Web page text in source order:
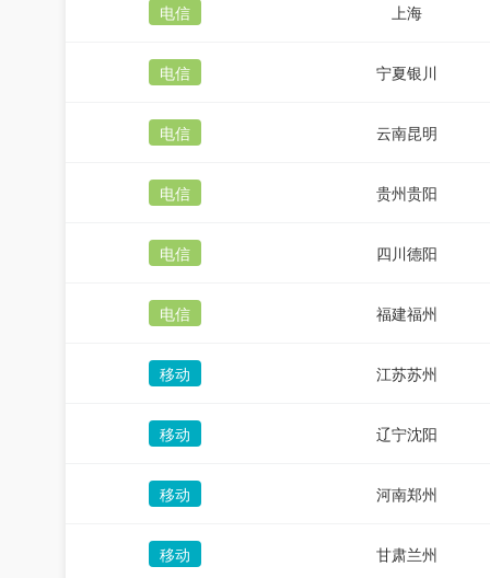
电信 上海
电信 宁夏银川
电信 云南昆明
电信 贵州贵阳
电信 四川德阳
电信 福建福州
移动 江苏苏州
移动 辽宁沈阳
移动 河南郑州
移动 甘肃兰州